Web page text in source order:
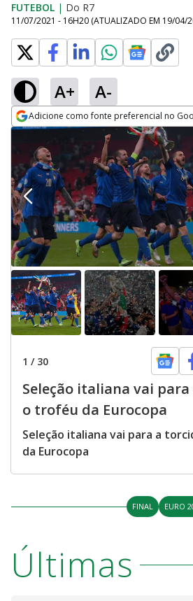
FUTEBOL | Do R7
11/07/2021 - 16H20 (ATUALIZADO EM 19/04/
A+ A-
Adicione como fonte preferencial no
Opens in new window
1 / 30
Seleção italiana vai
o troféu da Eurocopa
Seleção italiana vai para a
da Eurocopa
FINAL EURO
Últimas